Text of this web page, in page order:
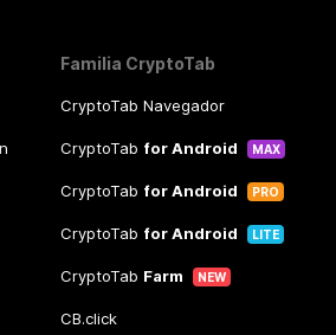
Familia CryptoTab
CryptoTab Navegador
CryptoTab for Android MAX
CryptoTab for Android PRO
CryptoTab for Android LITE
CryptoTab Farm NEW
CB.click